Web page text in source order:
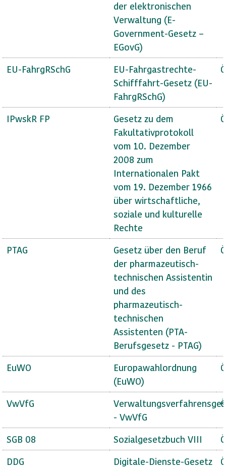
der elektronischen
Verwaltung (E-
Government-Gesetz –
EGovG)
EU-FahrgRSchG
EU-Fahrgastrechte-
Schifffahrt-Gesetz (EU-
FahrgRSchG)
IPwskR FP
Gesetz zu dem
Fakultativprotokoll
vom 10. Dezember
2008 zum
Internationalen Pakt
vom 19. Dezember 1966
über wirtschaftliche,
soziale und kulturelle
Rechte
PTAG
Gesetz über den Beruf
der pharmazeutisch-
technischen Assistentin
und des
pharmazeutisch-
technischen
Assistenten (PTA-
Berufsgesetz - PTAG)
EuWO
Europawahlordnung
(EuWO)
VwVfG
- VwVfG
SGB 08 Sozialgesetzbuch VIII
DDG
Digitale-Dienste-Gesetz